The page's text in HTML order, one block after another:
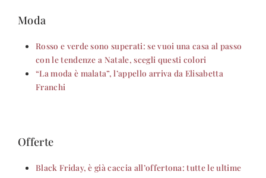
Moda
Rosso e verde sono superati: se vuoi una casa al passo
con le tendenze a Natale, scegli questi colori
“La moda è malata”, l’appello arriva da Elisabetta
Franchi
Offerte
Black Friday, è già caccia all’offertona: tutte le ultime